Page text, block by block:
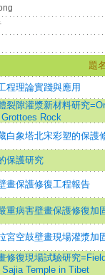
題名
程理論實踐與應用
裂隙灌漿新材料研究
Rock
白象塔北宋彩塑的保護
保護研究
畫保護修復工程報告
重病害壁畫保護修復加
宮空鼓壁畫現場灌漿加
修復現場試驗研究
Temple in Tibet